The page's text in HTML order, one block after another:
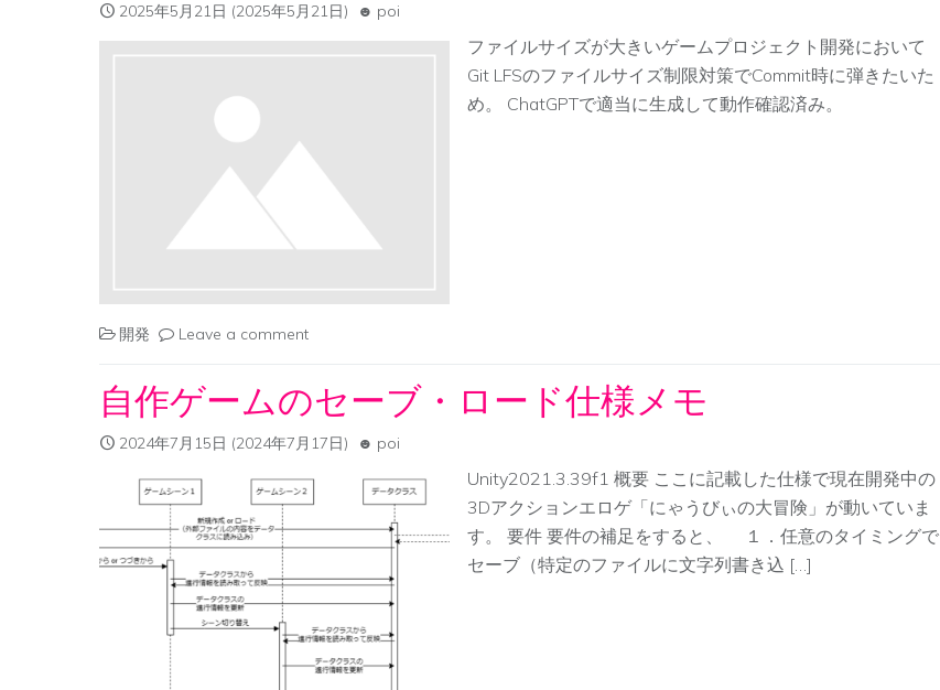
2025年5月21日 (2025年5月21日) poi
ファイルサイズが大きいゲームプロジェクト開発において
Git LFSのファイルサイズ制限対策でCommit時に弾きたいた
め。 ChatGPTで適当に生成して動作確認済み。
開発 Leave a comment
自作ゲームのセーブ・ロード仕様メモ
2024年7月15日 (2024年7月17日) poi
Unity2021.3.39f1 概要 ここに記載した仕様で現在開発中の
3Dアクションエロゲ「にゃうびぃの大冒険」が動いていま
す。 要件 要件の補足をすると、 １．任意のタイミングで
セーブ（特定のファイルに文字列書き込 […]